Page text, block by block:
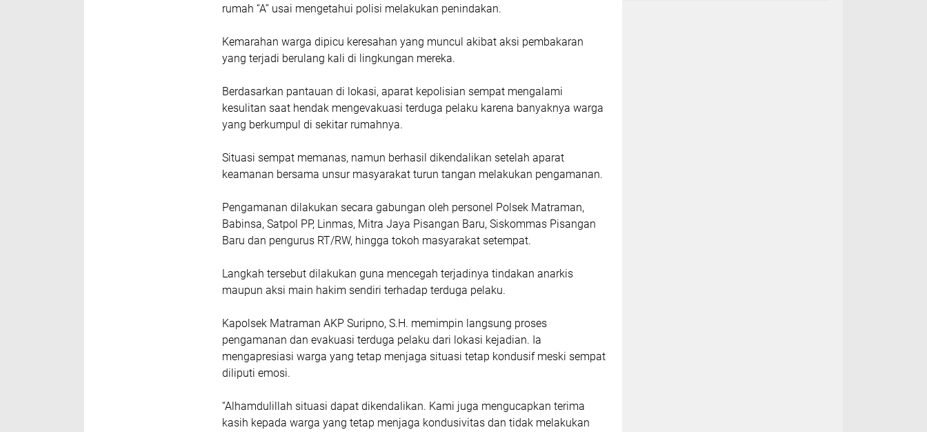
rumah “A” usai mengetahui polisi melakukan penindakan.
Kemarahan warga dipicu keresahan yang muncul akibat aksi pembakaran
yang terjadi berulang kali di lingkungan mereka.
Berdasarkan pantauan di lokasi, aparat kepolisian sempat mengalami
kesulitan saat hendak mengevakuasi terduga pelaku karena banyaknya warga
yang berkumpul di sekitar rumahnya.
Situasi sempat memanas, namun berhasil dikendalikan setelah aparat
keamanan bersama unsur masyarakat turun tangan melakukan pengamanan.
Pengamanan dilakukan secara gabungan oleh personel Polsek Matraman,
Babinsa, Satpol PP, Linmas, Mitra Jaya Pisangan Baru, Siskommas Pisangan
Baru dan pengurus RT/RW, hingga tokoh masyarakat setempat.
Langkah tersebut dilakukan guna mencegah terjadinya tindakan anarkis
maupun aksi main hakim sendiri terhadap terduga pelaku.
Kapolsek Matraman AKP Suripno, S.H. memimpin langsung proses
pengamanan dan evakuasi terduga pelaku dari lokasi kejadian. Ia
mengapresiasi warga yang tetap menjaga situasi tetap kondusif meski sempat
diliputi emosi.
“Alhamdulillah situasi dapat dikendalikan. Kami juga mengucapkan terima
kasih kepada warga yang tetap menjaga kondusivitas dan tidak melakukan